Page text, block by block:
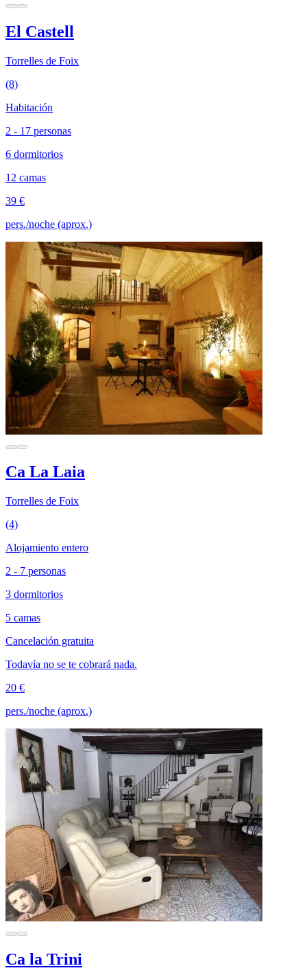
El Castell
Torrelles de Foix
(8)
Habitación
2 - 17 personas
6 dormitorios
12 camas
39 €
pers./noche (aprox.)
Ca La Laia
Torrelles de Foix
(4)
Alojamiento entero
2 - 7 personas
3 dormitorios
5 camas
Cancelación gratuita
Todavía no se te cobrará nada.
20 €
pers./noche (aprox.)
Ca la Trini